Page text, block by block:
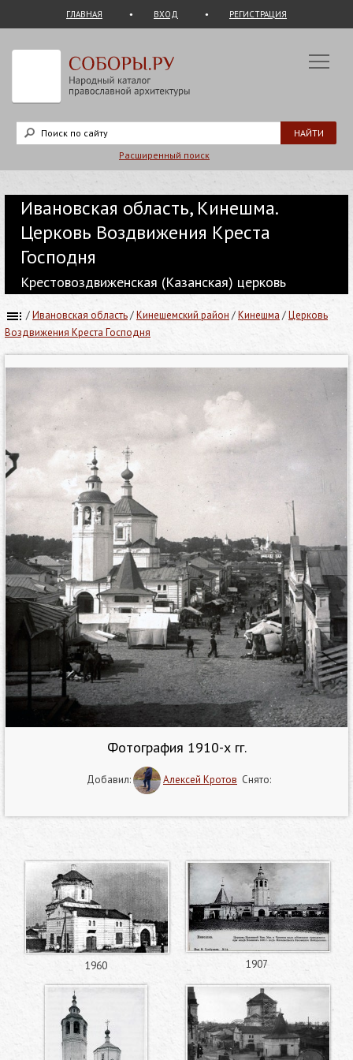
ГЛАВНАЯ ВХОД РЕГИСТРАЦИЯ
Расширенный поиск
Ивановская область, Кинешма.
Церковь Воздвижения Креста
Господня
Крестовоздвиженская (Казанская) церковь
/Ивановская область/Кинешемский район /Кинешма /Церковь
Воздвижения Креста Господня
Фотография 1910-х гг.
Добавил: Алексей Кротов Снято:
1960 1907